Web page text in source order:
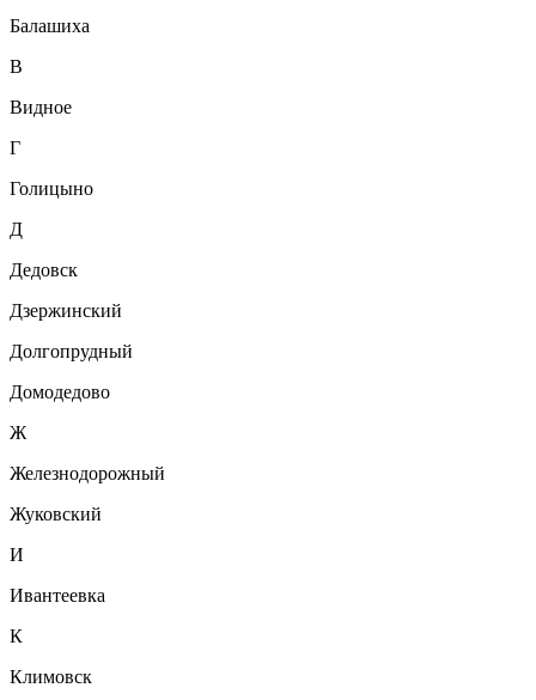
Балашиха
В
Видное
Г
Голицыно
Д
Дедовск
Дзержинский
Долгопрудный
Домодедово
Ж
Железнодорожный
Жуковский
И
Ивантеевка
К
Климовск